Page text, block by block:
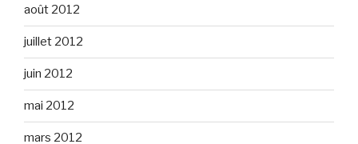
août 2012
juillet 2012
juin 2012
mai 2012
mars 2012